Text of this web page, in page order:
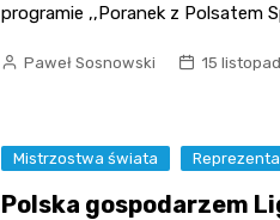
programie ,,Poranek z Polsatem
Paweł Sosnowski 15
Mistrzostwa świata
Polska gospodarzem